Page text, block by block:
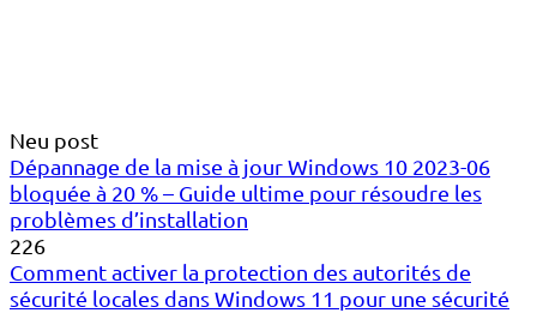
Neu post
Dépannage de la mise à jour Windows 10 2023-06
bloquée à 20 % – Guide ultime pour résoudre les
problèmes d’installation
226
Comment activer la protection des autorités de
sécurité locales dans Windows 11 pour une sécurité